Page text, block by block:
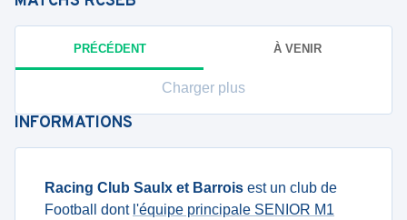
PRÉCÉDENT À VENIR
Charger plus
INFORMATIONS
Racing Club Saulx et Barrois est un club de
Football dont l'équipe principale SENIOR M1